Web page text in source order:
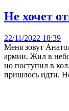
Не хочет
22/11/2022 18:39
Меня зовут
армии. Жил в
но поступил в
пришлось идти.